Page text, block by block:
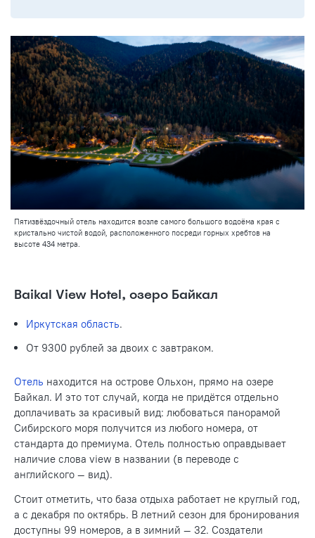
Пятизвёздочный отель находится возле самого большого водоёма края с
кристально чистой водой, расположенного посреди горных хребтов на
высоте 434 метра.
Baikal View Hotel, озеро Байкал
Иркутская область.
От 9300 рублей за двоих с завтраком.
Отель находится на острове Ольхон, прямо на озере
Байкал. И это тот случай, когда не придётся отдельно
доплачивать за красивый вид: любоваться панорамой
Сибирского моря получится из любого номера, от
стандарта до премиума. Отель полностью оправдывает
наличие слова view в названии (в переводе с
английского — вид).
Стоит отметить, что база отдыха работает не круглый год,
а с декабря по октябрь. В летний сезон для бронирования
доступны 99 номеров, а в зимний — 32. Создатели